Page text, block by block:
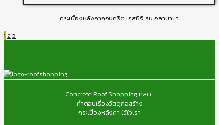
กระเบื้องหลังคาคอนกรีต เอสซีจี รุ่นเอลาบานา
1 2 3
Concrete Roof Shopping ที่สุด...
คำตอบเรื่องวัสดุก่อสร้าง
กระเบื้องหลังคา ไว้ใจเรา